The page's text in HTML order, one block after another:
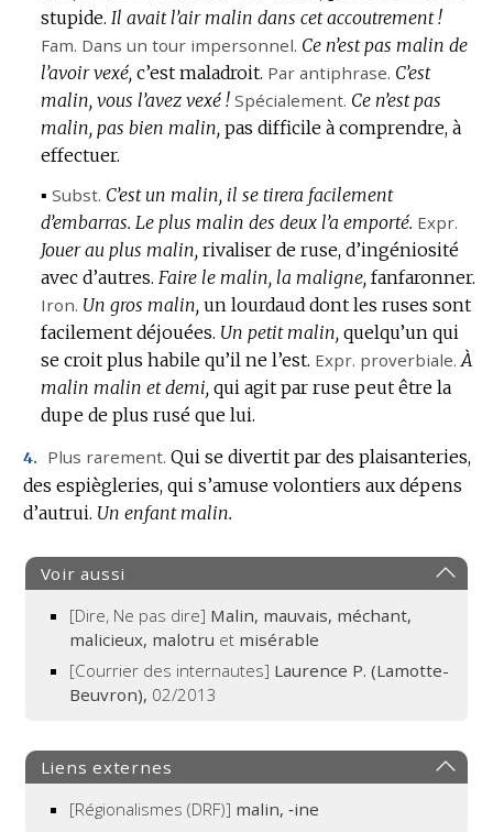
stupide. Il avait l’air malin dans cet accoutrement !
Fam. Dans un tour impersonnel. Ce n’est pas malin de
l’avoir vexé, c’est maladroit. Par antiphrase. C’est
malin, vous l’avez vexé ! Spécialement. Ce n’est pas
malin, pas bien malin, pas difficile à comprendre, à
effectuer.
▪ Subst. C’est un malin, il se tirera facilement
d’embarras. Le plus malin des deux l’a emporté. Expr.
Jouer au plus malin, rivaliser de ruse, d’ingéniosité
avec d’autres. Faire le malin, la maligne, fanfaronner.
Iron. Un gros malin, un lourdaud dont les ruses sont
facilement déjouées. Un petit malin, quelqu’un qui
se croit plus habile qu’il ne l’est. Expr. proverbiale. À
malin malin et demi, qui agit par ruse peut être la
dupe de plus rusé que lui.
4. Plus rarement. Qui se divertit par des plaisanteries,
des espiègleries, qui s’amuse volontiers aux dépens
d’autrui. Un enfant malin.
Voir aussi
[Dire, Ne pas dire] Malin, mauvais, méchant,
malicieux, malotru et misérable
[Courrier des internautes] Laurence P. (Lamotte-
Beuvron), 02/2013
Liens externes
[Régionalismes (DRF)] malin, ‑ine